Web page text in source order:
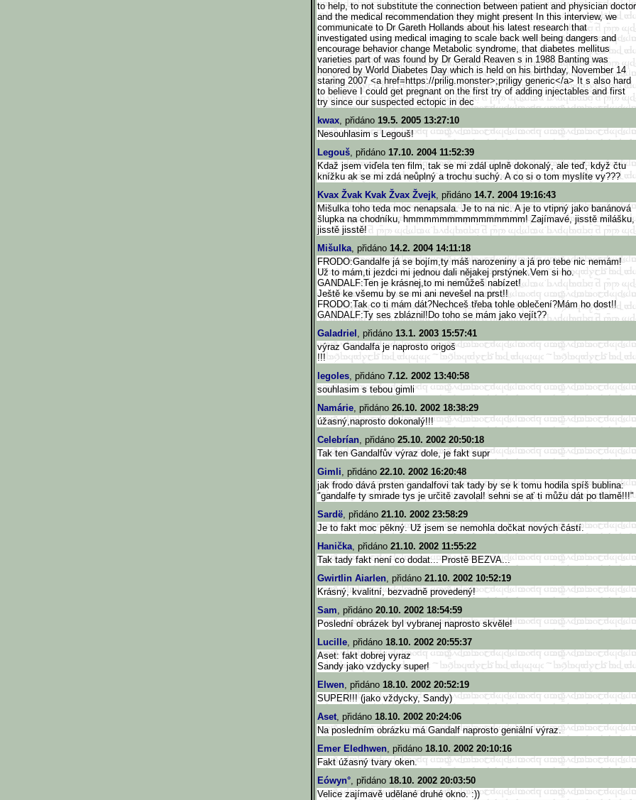
to help, to not substitute the connection between patient and physician doctor
and the medical recommendation they might present In this interview, we
communicate to Dr Gareth Hollands about his latest research that
investigated using medical imaging to scale back well being dangers and
encourage behavior change Metabolic syndrome, that diabetes mellitus
varieties part of was found by Dr Gerald Reaven s in 1988 Banting was
honored by World Diabetes Day which is held on his birthday, November 14
staring 2007 <a href=https://prilig.monster>;priligy generic</a> It s also hard
to believe I could get pregnant on the first try of adding injectables and first
try since our suspected ectopic in dec
kwax, přidáno 19.5. 2005 13:27:10
Nesouhlasim s Legouš!
Legouš, přidáno 17.10. 2004 11:52:39
Kdaž jsem viďela ten film, tak se mi zdál uplně dokonalý, ale teď, když čtu
knížku ak se mi zdá neůplný a trochu suchý. A co si o tom myslíte vy???
Kvax Žvak Kvak Žvax Žvejk, přidáno 14.7. 2004 19:16:43
Mišulka toho teda moc nenapsala. Je to na nic. A je to vtipný jako banánová
šlupka na chodníku, hmmmmmmmmmmmmmmm! Zajímavé, jisstě milášku,
jisstě jisstě!
Mišulka, přidáno 14.2. 2004 14:11:18
FRODO:Gandalfe já se bojím,ty máš narozeniny a já pro tebe nic nemám!
Už to mám,ti jezdci mi jednou dali nějakej prstýnek.Vem si ho.
GANDALF:Ten je krásnej,to mi nemůžeš nabízet!
Ještě ke všemu by se mi ani nevešel na prst!!
FRODO:Tak co ti mám dát?Nechceš třeba tohle oblečení?Mám ho dost!!
GANDALF:Ty ses zbláznil!Do toho se mám jako vejít??
Galadriel , přidáno 13.1. 2003 15:57:41
výraz Gandalfa je naprosto origoš
!!!
legoles, přidáno 7.12. 2002 13:40:58
souhlasim s tebou gimli
Namárie, přidáno 26.10. 2002 18:38:29
úžasný,naprosto dokonalý!!!
Celebrían, přidáno 25.10. 2002 20:50:18
Tak ten Gandalfův výraz dole, je fakt supr
Gimli, přidáno 22.10. 2002 16:20:48
jak frodo dává prsten gandalfovi tak tady by se k tomu hodila spíš bublina:
"gandalfe ty smrade tys je určitě zavolal! sehni se ať ti můžu dát po tlamě!!!"
Sardë, přidáno 21.10. 2002 23:58:29
Je to fakt moc pěkný. Už jsem se nemohla dočkat nových částí.
Hanička, přidáno 21.10. 2002 11:55:22
Tak tady fakt není co dodat... Prostě BEZVA...
Gwirtlin Aiarlen, přidáno 21.10. 2002 10:52:19
Krásný, kvalitní, bezvadně provedený!
Sam, přidáno 20.10. 2002 18:54:59
Poslední obrázek byl vybranej naprosto skvěle!
Lucille, přidáno 18.10. 2002 20:55:37
Aset: fakt dobrej vyraz
Sandy jako vzdycky super!
Elwen, přidáno 18.10. 2002 20:52:19
SUPER!!! (jako vždycky, Sandy)
Aset, přidáno 18.10. 2002 20:24:06
Na posledním obrázku má Gandalf naprosto geniální výraz.
Emer Eledhwen, přidáno 18.10. 2002 20:10:16
Fakt úžasný tvary oken.
Eówyn°, přidáno 18.10. 2002 20:03:50
Velice zajímavě udělané druhé okno. :))